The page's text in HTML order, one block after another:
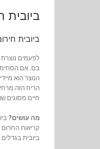
ביובית
ביובית
לפעמים
בם. אם
הנוצר הוא
הריח הזה
חיים מסוגים
מה עושים?
קריאות
ביובית